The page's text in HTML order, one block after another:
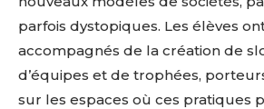
parfois dystopiques. Les élèves
accompagnés de la création de
d’équipes et de trophées,
sur les espaces où ces pratiques